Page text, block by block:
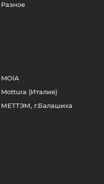
Разное
MOIA
Mottura (Италия)
МЕТТЭМ, г.Балашиха